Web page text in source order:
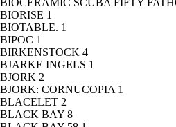
BIOCERAMIC SCUBA FIFTY
BIORISE 1
BIOTABLE. 1
BIPOC 1
BIRKENSTOCK 4
BJARKE INGELS 1
BJORK 2
BJORK: CORNUCOPIA 1
BLACELET 2
BLACK BAY 8